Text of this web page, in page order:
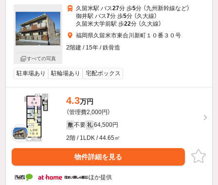
すべての写真
久留米駅 バス27分 歩5分 （九州新幹線など）
御井駅 バス7分 歩5分 （久大線）
久留米大学前駅 歩22分 （久大線）
福岡県久留米市東合川新町１０番３０号
2階建 / 15年 / 鉄骨造
駐車場あり 駐輪場あり 宅配ボックス
4.3万円
（管理費2,000円）
敷 不要 礼 64,500円
2階 / 1LDK / 44.65㎡
物件詳細を見る
ほか提供